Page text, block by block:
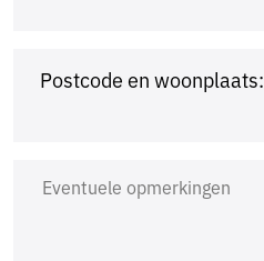
Postcode en woonplaats: